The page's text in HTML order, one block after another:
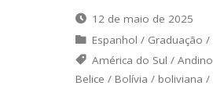
12 de maio de 2025
Espanhol / Graduação /
América do Sul /Andino
Belice / Bolívia / boliviana /